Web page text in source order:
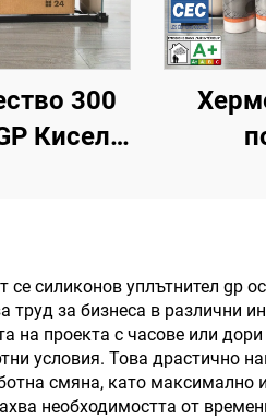
300
Кисел
лепило
силиконов уплътнител gp
труд за бизнеса в различни
на проекта с часове или
условия. Това драстично
смяна, като максимално
необходимостта от